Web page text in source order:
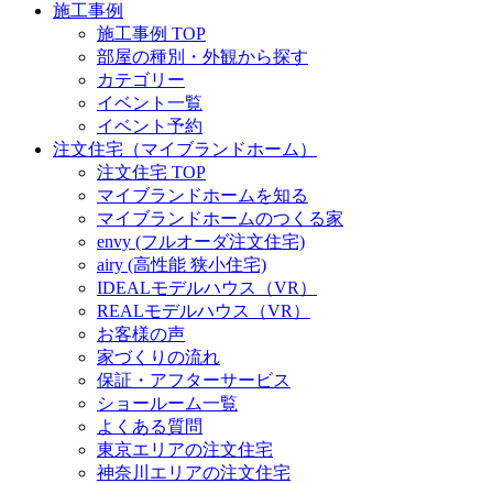
施工事例
施工事例 TOP
部屋の種別・外観から探す
カテゴリー
イベント一覧
イベント予約
注文住宅（マイブランドホーム）
注文住宅 TOP
マイブランドホームを知る
マイブランドホームのつくる家
envy (フルオーダ注文住宅)
airy (高性能 狭小住宅)
IDEALモデルハウス（VR）
REALモデルハウス（VR）
お客様の声
家づくりの流れ
保証・アフターサービス
ショールーム一覧
よくある質問
東京エリアの注文住宅
神奈川エリアの注文住宅